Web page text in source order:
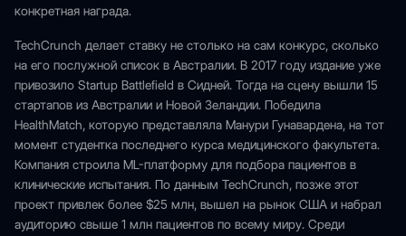
конкретная награда.
TechCrunch делает ставку не столько на сам конкурс, сколько
на его послужной список в Австралии. В 2017 году издание уже
привозило Startup Battlefield в Сидней. Тогда на сцену вышли 15
стартапов из Австралии и Новой Зеландии. Победила
HealthMatch, которую представляла Манури Гунавардена, на тот
момент студентка последнего курса медицинского факультета.
Компания строила ML-платформу для подбора пациентов в
клинические испытания. По данным TechCrunch, позже этот
проект привлек более $25 млн, вышел на рынок США и набрал
аудиторию свыше 1 млн пациентов по всему миру. Среди